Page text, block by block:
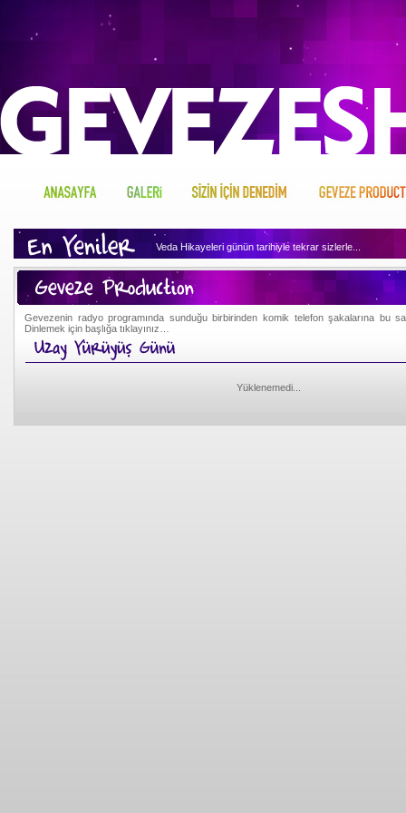
Veda Hikayeleri günün tarihiyle tekrar sizlerle...
Geveze'nin arşivini dinlemek için tıklayın...
Geveze Sizin İçin Neler Denemiş merak ediyor
Gevezenin radyo programında sunduğu birbirinden komik telefon şakalarına bu
Dinlemek için başlığa tıklayınız…
Yüklenemedi...